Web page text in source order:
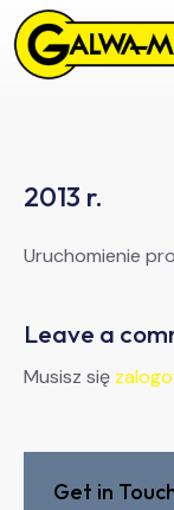
2013 r.
Uruchomienie
Leave a
Musisz się
Get in